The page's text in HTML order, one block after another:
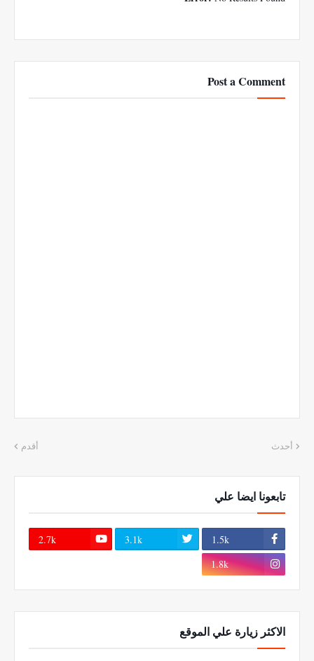
Post a Comment
أحدث أقدم
تابعونا ايضا علي
1.5k
3.1k
2.7k
1.8k
الاكثر زيارة علي الموقع